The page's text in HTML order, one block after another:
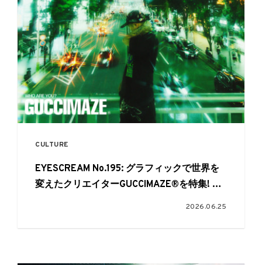
CULTURE
EYESCREAM No.195: グラフィックで世界を
変えたクリエイターGUCCIMAZE®を特集! 6
2026.06.25